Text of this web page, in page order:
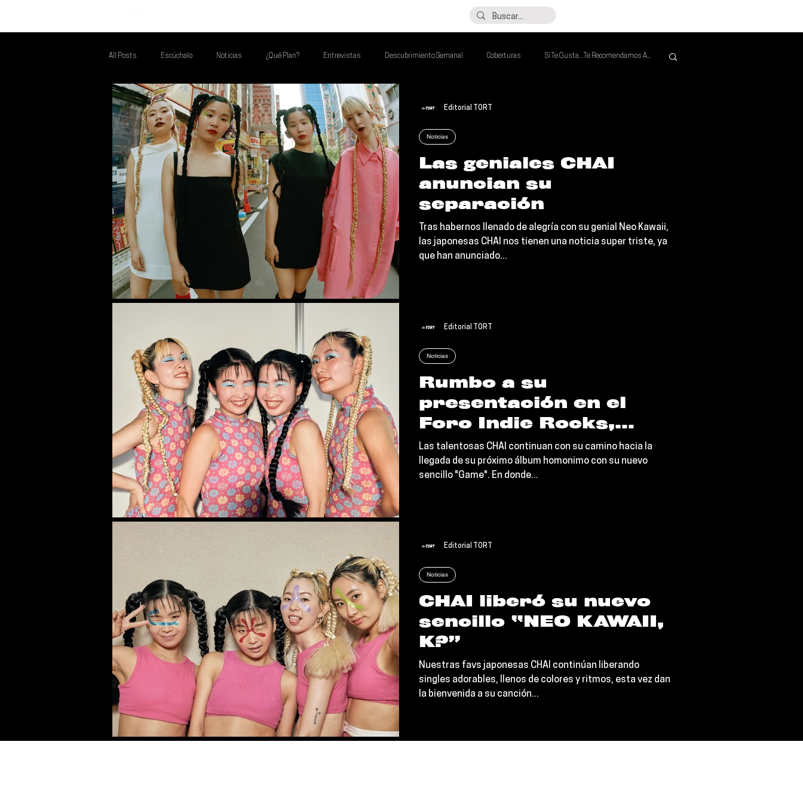
All Posts Escúchalo Noticias ¿Qué Plan? Entrevistas Descubrimiento Semanal Coberturas Si Te Gusta... Te Recomendamos A...
Talento Mexa Que Debes Escuchar Flash Round Imperdibles de la Semana Poder Latino Que Descubrir
Talento Mexa Semanal Álbumes de la Semana
Las geniales CHAI
anuncian su
separación
Tras habernos llenado de alegría con su genial Neo Kawaii,
las japonesas CHAI nos tienen una noticia super triste, ya
que han anunciado...
Noticias
Editorial TORT
Rumbo a su
presentación en el
Foro Indie Rocks,
CHAI comparte su
sencillo “Game”
Las talentosas CHAI continuan con su camino hacia la
llegada de su próximo álbum homonimo con su nuevo
sencillo "Game". En donde...
Noticias
Editorial TORT
CHAI liberó su nuevo
sencillo “NEO KAWAII,
K?”
Nuestras favs japonesas CHAI continúan liberando
singles adorables, llenos de colores y ritmos, esta vez dan
la bienvenida a su canción...
Noticias
Editorial TORT